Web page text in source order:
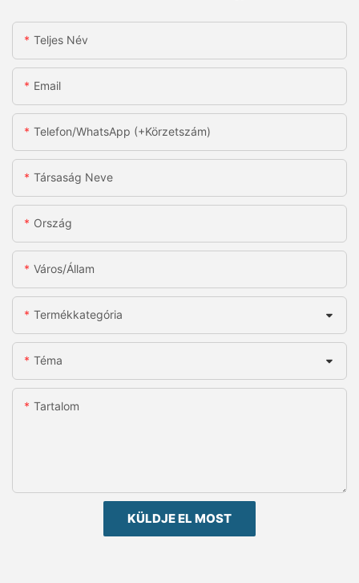
Teljes Név
Email
Telefon/WhatsApp (+körzetszám)
Társaság Neve
Ország
Város/állam
Termékkategória
Téma
Tartalom
KÜLDJE EL MOST